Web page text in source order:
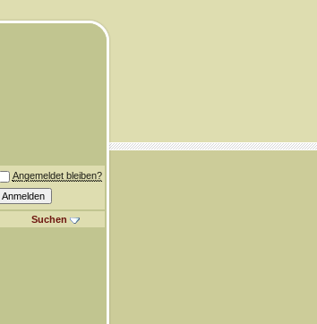
Angemeldet bleiben?
Suchen